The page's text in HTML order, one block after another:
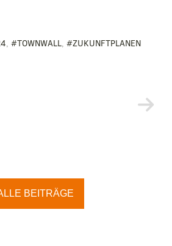
, #TOWNWALL, #ZUKUNFTPLANEN
BEITRÄGE